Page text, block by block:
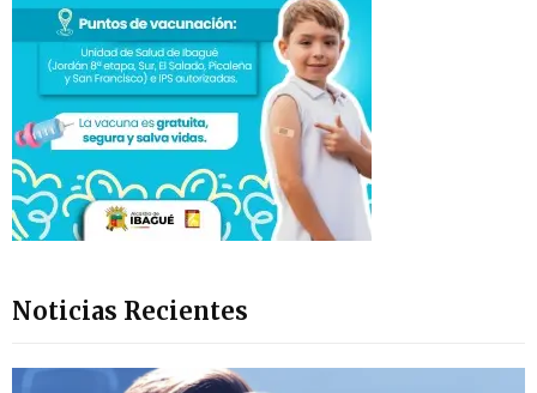
Noticias Recientes